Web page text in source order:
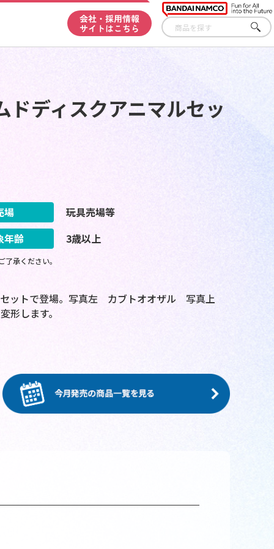
会社・採用情報
サイトはこちら
さが
す
ドディスクアニマルセッ
場
玩具売場等
年齢
3歳以上
承ください。
セットで登場。写真左 カブトオオザル 写真上
します。